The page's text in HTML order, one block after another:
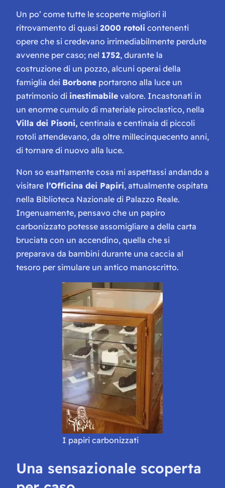
Un po’ come tutte le scoperte migliori il
ritrovamento di quasi 2000 rotoli contenenti
opere che si credevano irrimediabilmente perdute
avvenne per caso; nel 1752, durante la
costruzione di un pozzo, alcuni operai della
famiglia dei Borbone portarono alla luce un
patrimonio di inestimabile valore. Incastonati in
un enorme cumulo di materiale piroclastico, nella
Villa dei Pisoni, centinaia e centinaia di piccoli
rotoli attendevano, da oltre millecinquecento anni,
di tornare di nuovo alla luce.
Non so esattamente cosa mi aspettassi andando a
visitare l’Officina dei Papiri, attualmente ospitata
nella Biblioteca Nazionale di Palazzo Reale.
Ingenuamente, pensavo che un papiro
carbonizzato potesse assomigliare a della carta
bruciata con un accendino, quella che si
preparava da bambini durante una caccia al
tesoro per simulare un antico manoscritto.
I papiri carbonizzati
Una sensazionale scoperta